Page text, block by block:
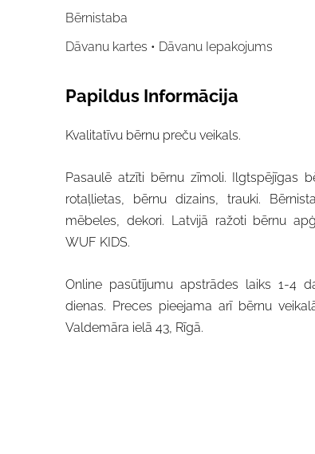
Bērnistaba
Dāvanu kartes • Dāvanu Iepakojums
Papildus Informācija
Kvalitatīvu bērnu preču veikals.
Pasaulē atzīti bērnu zīmoli. Ilgtspējīgas
rotaļlietas, bērnu dizains, trauki.
mēbeles, dekori. Latvijā ražoti bērnu
WUF KIDS.
Online pasūtījumu apstrādes laiks 1-4
dienas. Preces pieejama arī bērnu
Valdemāra ielā 43, Rīgā.